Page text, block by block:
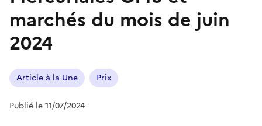
marchés du mois de juin
2024
Article à la Une Prix
Publié le 11/07/2024